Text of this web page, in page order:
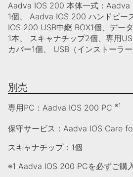
Aadva IOS 200 本体一式：Aadva
1個、 Aadva IOS 200 ハンドピー
IOS 200 USB中継 BOX1個、デー
1本、 スキャナチップ2個、専用
カバー1個、 USB（インストーラ
別売
専用PC：Aadva IOS 200 PC ※1
保守サービス：Aadva IOS Care
スキャナチップ：1個
※1 Aadva IOS 200 PCを必ずご購